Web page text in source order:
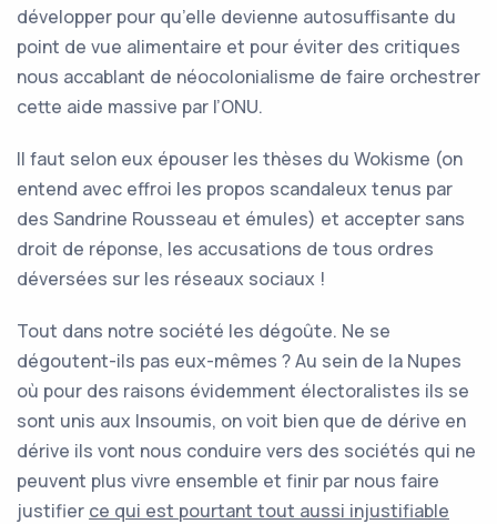
développer pour qu’elle devienne autosuffisante du
point de vue alimentaire et pour éviter des critiques
nous accablant de néocolonialisme de faire orchestrer
cette aide massive par l’ONU.
Il faut selon eux épouser les thèses du Wokisme (on
entend avec effroi les propos scandaleux tenus par
des Sandrine Rousseau et émules) et accepter sans
droit de réponse, les accusations de tous ordres
déversées sur les réseaux sociaux !
Tout dans notre société les dégoûte. Ne se
dégoutent-ils pas eux-mêmes ? Au sein de la Nupes
où pour des raisons évidemment électoralistes ils se
sont unis aux Insoumis, on voit bien que de dérive en
dérive ils vont nous conduire vers des sociétés qui ne
peuvent plus vivre ensemble et finir par nous faire
justifier ce qui est pourtant tout aussi injustifiable